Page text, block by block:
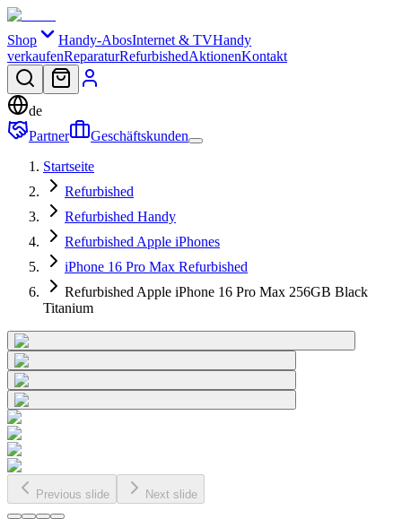
Shop Handy-AbosInternet & TVHandy
verkaufenReparaturRefurbishedAktionenKontakt
de
Partner
Geschäftskunden
Startseite
Refurbished
Refurbished Handy
Refurbished Apple iPhones
iPhone 16 Pro Max Refurbished
Refurbished Apple iPhone 16 Pro Max 256GB Black
Titanium
Previous slide Next slide